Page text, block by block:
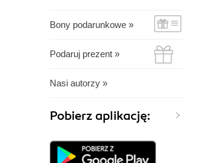
Bony podarunkowe »
Podaruj prezent »
Nasi autorzy »
Pobierz aplikację: